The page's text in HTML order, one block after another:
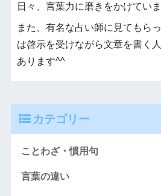
日々、言葉力に磨きをかけていま
また、有名な占い師に見てもら
は啓示を受けながら文章を書く
あります^^
カテゴリー
ことわざ・慣用句
言葉の違い